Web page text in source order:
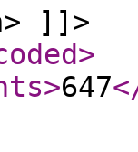
]]>
>
>647